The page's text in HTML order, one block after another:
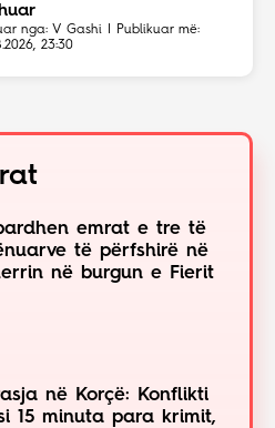
nga: V Gashi | Publikuar më:
23:30
emrat e tre të
të përfshirë në
në burgun e Fierit
në Korçë: Konflikti
15 minuta para krimit,